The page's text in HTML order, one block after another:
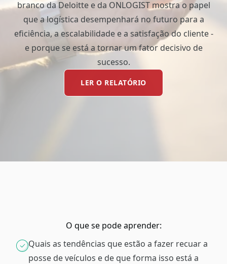
branco da Deloitte e da ONLOGIST mostra o papel
que a logística desempenhará no futuro para a
eficiência, a escalabilidade e a satisfação do cliente -
e porque se está a tornar um fator decisivo de
sucesso.
LER O RELATÓRIO
O que se pode aprender:
Quais as tendências que estão a fazer recuar a
posse de veículos e de que forma isso está a